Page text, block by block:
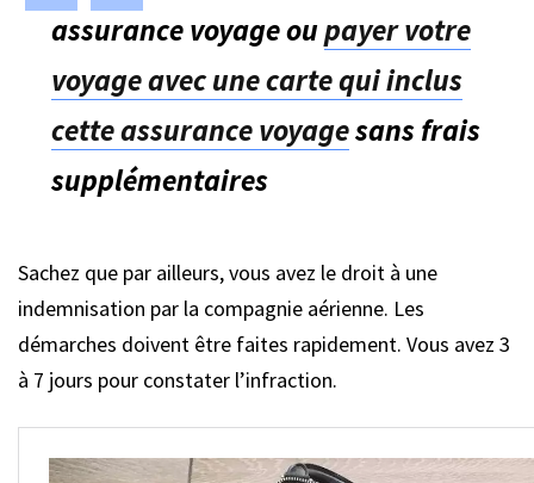
assurance voyage oupayer votre
voyage avec une carte qui inclus
cette assurance voyagesans frais
supplémentaires
Sachez que par ailleurs, vous avez le droit à une
indemnisation par la compagnie aérienne. Les
démarches doivent être faites rapidement. Vous avez 3
à 7 jours pour constater l’infraction.